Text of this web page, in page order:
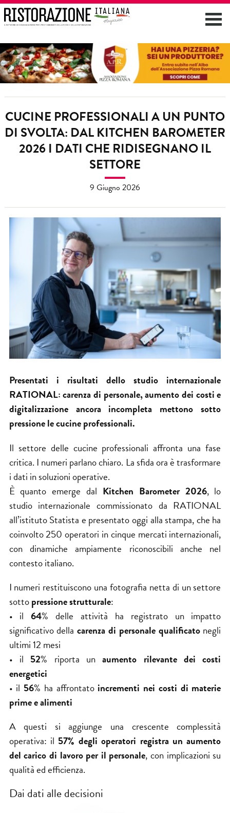
CUCINE PROFESSIONALI A UN PUNTO
DI SVOLTA: DAL KITCHEN BAROMETER
2026 I DATI CHE RIDISEGNANO IL
SETTORE
9 Giugno 2026
Presentati i risultati dello studio internazionale
RATIONAL: carenza di personale, aumento dei costi e
digitalizzazione ancora incompleta mettono sotto
pressione le cucine professionali.
Il settore delle cucine professionali affronta una fase
critica. I numeri parlano chiaro. La sfida ora è trasformare
i dati in soluzioni operative.
È quanto emerge dal Kitchen Barometer 2026, lo
studio internazionale commissionato da RATIONAL
all’istitutoStatista e presentato oggi alla stampa, che ha
coinvolto 250 operatori in cinque mercati internazionali,
con dinamiche ampiamente riconoscibili anche nel
contesto italiano.
I numeri restituiscono una fotografia netta di un settore
sottopressione strutturale:
• il64% delle attività ha registrato un impatto
significativo dellacarenza di personale qualificatonegli
ultimi 12 mesi
• il 52% riporta unaumento rilevante dei costi
energetici
• il 56% ha affrontatoincrementi nei costi di materie
prime e alimenti
A questi si aggiunge una crescente complessità
operativa: il 57% degli operatori registra unaumento
del carico di lavoro per il personale, con implicazioni su
qualità ed efficienza.
Dai dati alle decisioni